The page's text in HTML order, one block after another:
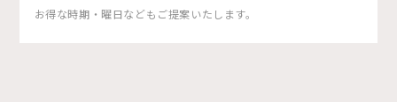
お得な時期・曜日などもご提案いたします。